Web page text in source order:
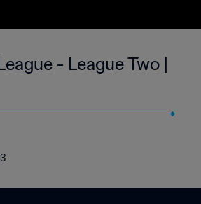
- League Two |